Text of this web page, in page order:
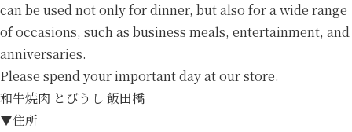
can be used not only for dinner, but also for a wide range
of occasions, such as business meals, entertainment, and
anniversaries.
Please spend your important day at our store.
和牛焼肉 とびうし 飯田橋
▼住所